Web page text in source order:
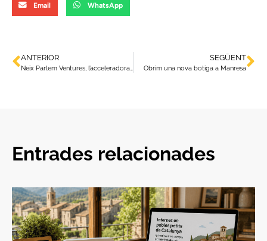
Email WhatsApp
ANTERIOR
Neix Parlem Ventures, l’acceleradora catalana d’start-ups
SEGÜENT
Obrim una nova botiga a Manresa
Entrades relacionades